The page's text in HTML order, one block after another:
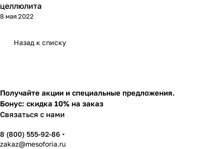
целлюлита
8 мая 2022
Назад к списку
Получайте акции и специальные предложения.
Бонус: скидка 10% на заказ
Связаться с нами
8 (800) 555-92-86
zakaz@mesoforia.ru